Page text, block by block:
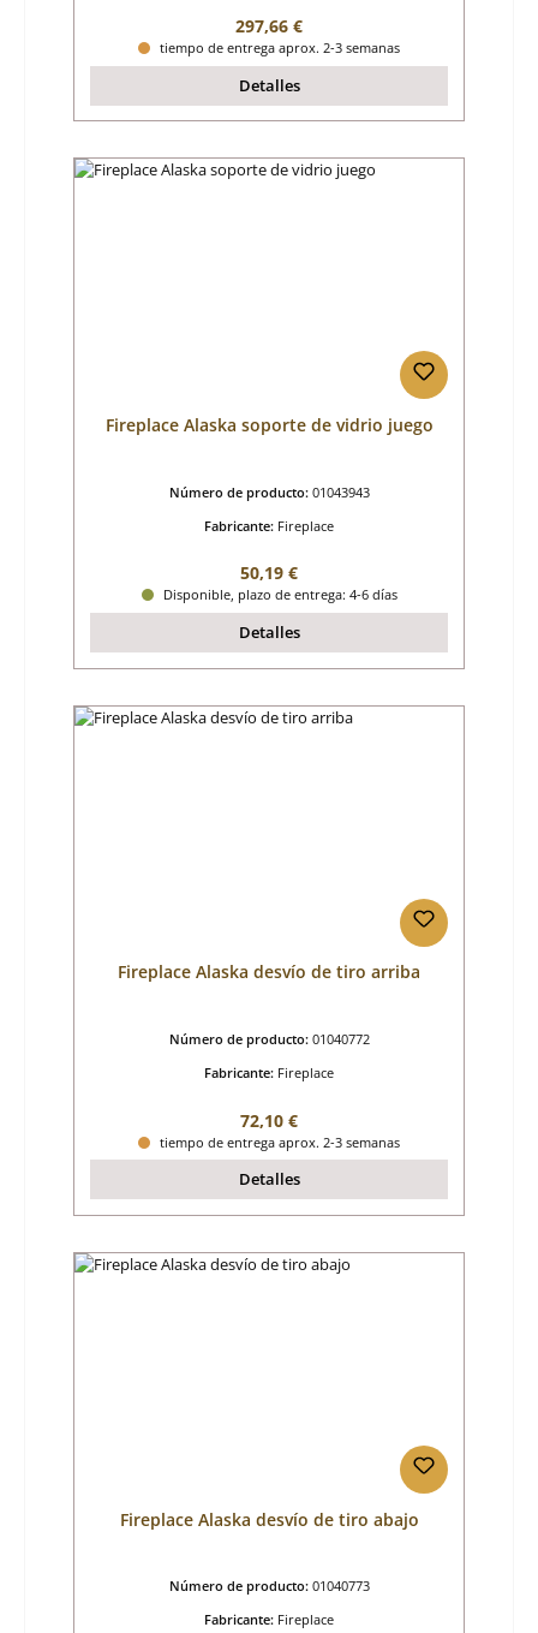
Precio normal:
297,66 €
tiempo de entrega aprox. 2-3 semanas
Detalles
Fireplace Alaska soporte de vidrio juego
Número de producto: 01043943
Fabricante: Fireplace
Precio normal:
50,19 €
Disponible, plazo de entrega: 4-6 días
Detalles
Fireplace Alaska desvío de tiro arriba
Número de producto: 01040772
Fabricante: Fireplace
Precio normal:
72,10 €
tiempo de entrega aprox. 2-3 semanas
Detalles
Fireplace Alaska desvío de tiro abajo
Número de producto: 01040773
Fabricante: Fireplace